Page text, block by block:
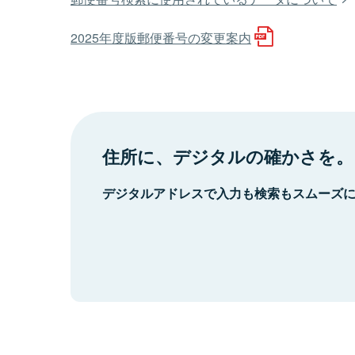
2025年度版郵便番号の変更案内
住所に、デジタルの確かさを。
デジタルアドレスで入力も検索もスムーズ